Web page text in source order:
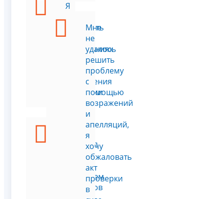
Я
хочу
сообщить
о
нарушениях
проведения
проверки
получил
письмо
перечнем
вопросов
Мне
не
удалось
решить
проблему
с
помощью
возражений
и
апелляций,
я
хочу
обжаловать
акт
проверки
в